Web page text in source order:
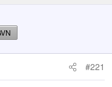
#221